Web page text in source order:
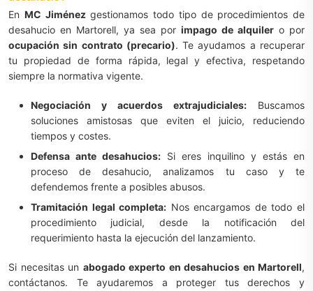
En MC Jiménezgestionamos todo tipo de procedimientos de
desahucio en Martorell, ya sea por impago de alquiler o por
ocupación sin contrato (precario). Te ayudamos a recuperar
tu propiedad de forma rápida, legal y efectiva, respetando
siempre la normativa vigente.
Negociación y acuerdos extrajudiciales: Buscamos
soluciones amistosas que eviten el juicio, reduciendo
tiempos y costes.
Defensa ante desahucios: Si eres inquilino y estás en
proceso de desahucio, analizamos tu caso y te
defendemos frente a posibles abusos.
Tramitación legal completa: Nos encargamos de todo el
procedimiento judicial, desde la notificación del
requerimiento hasta la ejecución del lanzamiento.
Si necesitas un abogado experto en desahucios en Martorell,
contáctanos. Te ayudaremos a proteger tus derechos y